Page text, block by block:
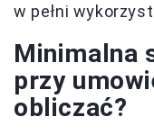
w pełni
Minimalna
przy
obliczać?